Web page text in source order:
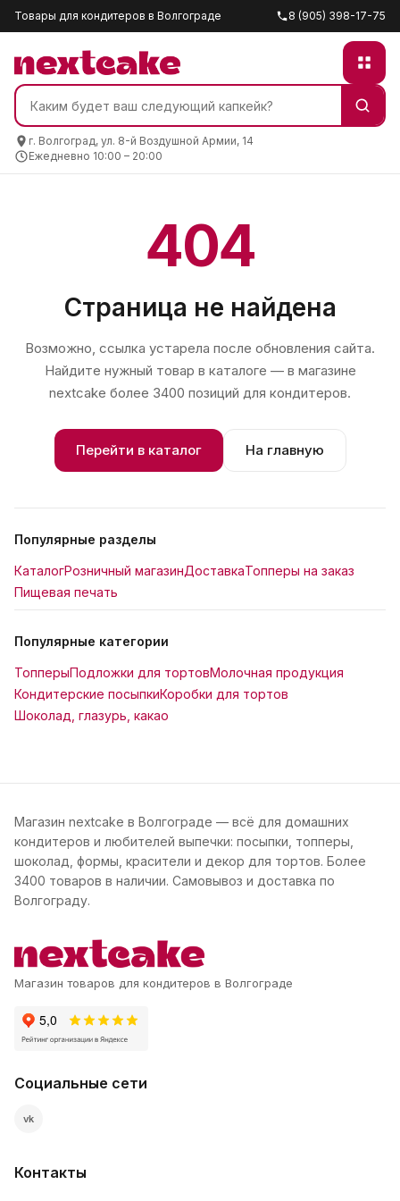
Товары для кондитеров в Волгограде 8 (905) 398-17-75
г. Волгоград, ул. 8-й Воздушной Армии, 14
Ежедневно 10:00 – 20:00
404
Страница не найдена
Возможно, ссылка устарела после обновления сайта.
Найдите нужный товар в каталоге — в магазине
nextcake более 3400 позиций для кондитеров.
Перейти в каталог На главную
Популярные разделы
КаталогРозничный магазинДоставкаТопперы на заказ
Пищевая печать
Популярные категории
ТопперыПодложки для тортовМолочная продукция
Кондитерские посыпкиКоробки для тортов
Шоколад, глазурь, какао
Магазин nextcake в Волгограде — всё для домашних
кондитеров и любителей выпечки: посыпки, топперы,
шоколад, формы, красители и декор для тортов. Более
3400 товаров в наличии. Самовывоз и доставка по
Волгограду.
Магазин товаров для кондитеров в Волгограде
Социальные сети
vk
Контакты